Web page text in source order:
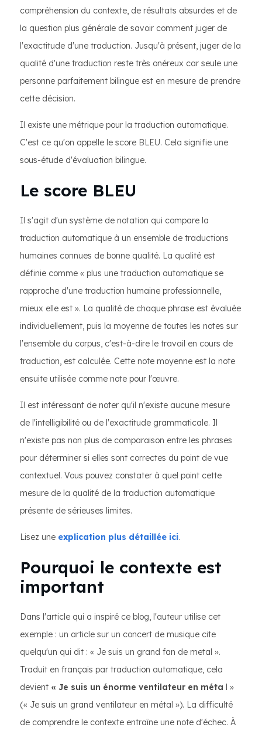
compréhension du contexte, de résultats absurdes et de
la question plus générale de savoir comment juger de
l'exactitude d'une traduction. Jusqu'à présent, juger de la
qualité d'une traduction reste très onéreux car seule une
personne parfaitement bilingue est en mesure de prendre
cette décision.
Il existe une métrique pour la traduction automatique.
C'est ce qu'on appelle le score BLEU. Cela signifie une
sous-étude d'évaluation bilingue.
Le score BLEU
Il s'agit d'un système de notation qui compare la
traduction automatique à un ensemble de traductions
humaines connues de bonne qualité. La qualité est
définie comme « plus une traduction automatique se
rapproche d'une traduction humaine professionnelle,
mieux elle est ». La qualité de chaque phrase est évaluée
individuellement, puis la moyenne de toutes les notes sur
l'ensemble du corpus, c'est-à-dire le travail en cours de
traduction, est calculée. Cette note moyenne est la note
ensuite utilisée comme note pour l'œuvre.
Il est intéressant de noter qu'il n'existe aucune mesure
de l'intelligibilité ou de l'exactitude grammaticale. Il
n'existe pas non plus de comparaison entre les phrases
pour déterminer si elles sont correctes du point de vue
contextuel. Vous pouvez constater à quel point cette
mesure de la qualité de la traduction automatique
présente de sérieuses limites.
Lisez une explication plus détaillée ici.
Pourquoi le contexte est
important
Dans l'article qui a inspiré ce blog, l'auteur utilise cet
exemple : un article sur un concert de musique cite
quelqu'un qui dit : « Je suis un grand fan de metal ».
Traduit en français par traduction automatique, cela
devient « Je suis un énorme ventilateur en méta l »
(« Je suis un grand ventilateur en métal »). La difficulté
de comprendre le contexte entraîne une note d'échec. À